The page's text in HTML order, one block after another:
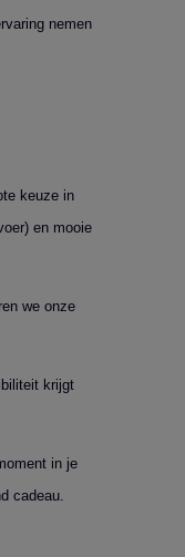
nemen
keuze in
en mooie
we onze
krijgt
in je
cadeau.